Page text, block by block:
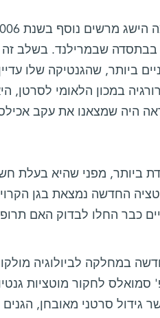
בבתסדה שבמרילנד. בשלב
ביותר, שהגנטיקה שלו
היה שמצאנו את עקב
ביותר, מפני שהיא בעלת
כבר החלו לבדוק האם
במחלקה לביולוגיה
סמואלס לחקור מוטציות
גידול סרטני מאובחן,